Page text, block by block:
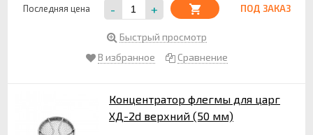
Последняя цена - + ПОД ЗАКАЗ
Быстрый просмотр
В избранное
Сравнение
Концентратор флегмы для царг
ХД-2d верхний (50 мм)